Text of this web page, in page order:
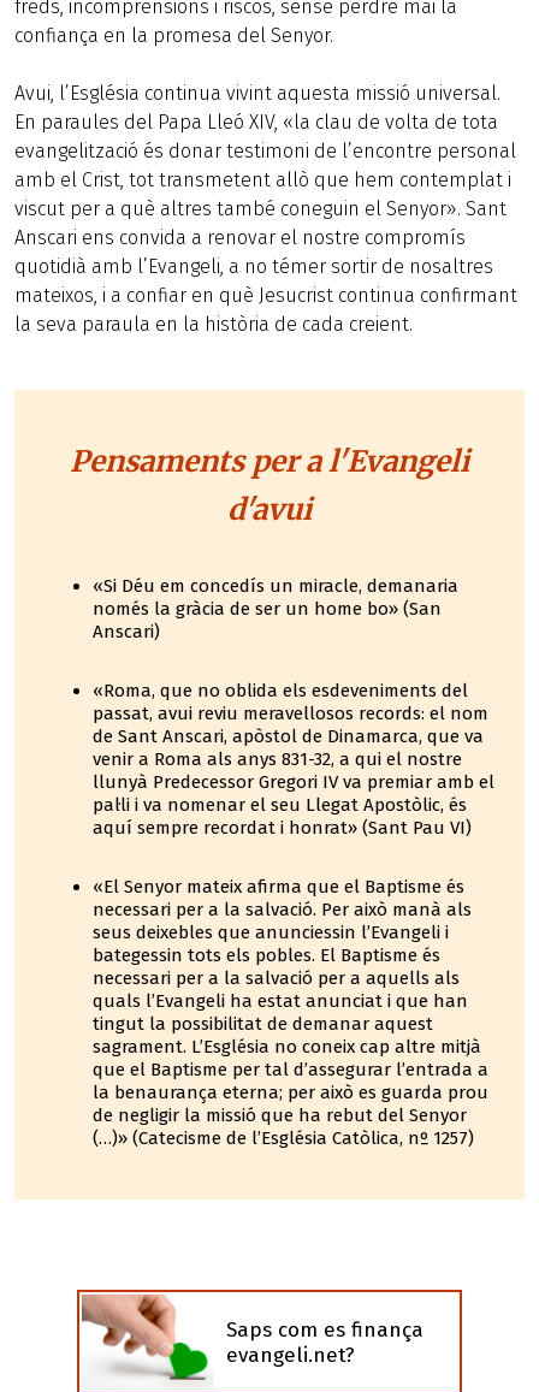
freds, incomprensions i riscos, sense perdre mai la
confiança en la promesa del Senyor.
Avui, l’Església continua vivint aquesta missió universal.
En paraules del Papa Lleó XIV, «la clau de volta de tota
evangelització és donar testimoni de l’encontre personal
amb el Crist, tot transmetent allò que hem contemplat i
viscut per a què altres també coneguin el Senyor». Sant
Anscari ens convida a renovar el nostre compromís
quotidià amb l’Evangeli, a no témer sortir de nosaltres
mateixos, i a confiar en què Jesucrist continua confirmant
la seva paraula en la història de cada creient.
Pensaments per a l'Evangeli
d'avui
«Si Déu em concedís un miracle, demanaria
només la gràcia de ser un home bo» (San
Anscari)
«Roma, que no oblida els esdeveniments del
passat, avui reviu meravellosos records: el nom
de Sant Anscari, apòstol de Dinamarca, que va
venir a Roma als anys 831-32, a qui el nostre
llunyà Predecessor Gregori IV va premiar amb el
pal·li i va nomenar el seu Llegat Apostòlic, és
aquí sempre recordat i honrat» (Sant Pau VI)
«El Senyor mateix afirma que el Baptisme és
necessari per a la salvació. Per això manà als
seus deixebles que anunciessin l’Evangeli i
bategessin tots els pobles. El Baptisme és
necessari per a la salvació per a aquells als
quals l’Evangeli ha estat anunciat i que han
tingut la possibilitat de demanar aquest
sagrament. L’Església no coneix cap altre mitjà
que el Baptisme per tal d’assegurar l’entrada a
la benaurança eterna; per això es guarda prou
de negligir la missió que ha rebut del Senyor
(…)» (Catecisme de l’Església Catòlica, nº 1257)
Saps com es finança
evangeli.net?